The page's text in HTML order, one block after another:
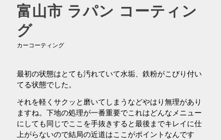
富山市 ラパン コーティン
グ
カーコーティング
最初の状態はとても汚れていて水垢、鉄粉がこびり付い
てる状態でした。
それを軽くサクッと磨いてしまうなどやはり無理があり
ますね。下地の処理が一番重要でこれはどんなメニュー
にしても同じでここを手抜きすると最後までキレイに仕
上がらないので結局の近道はここがポイントなんです